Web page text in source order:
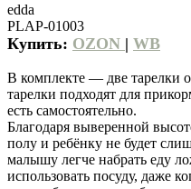
edda
PLAP-01003
Купить: OZON | WB
В комплекте — две тарелки
тарелки подходят для
есть самостоятельно.
Благодаря выверенной
полу и ребёнку не будет
малышу легче набрать еду
использовать посуду, даже